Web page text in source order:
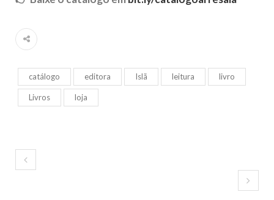
catálogo editora Islã leitura livro
Livros loja